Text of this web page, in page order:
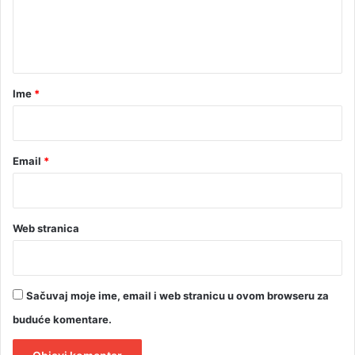
rIme *
Email *
Web stranica
Sačuvaj moje ime, email i web stranicu u ovom browseru za
buduće komentare.